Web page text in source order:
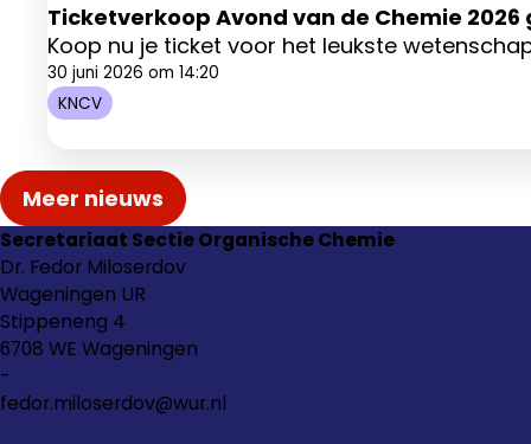
Ticketverkoop Avond van de Chemie 2026
Koop nu je ticket voor het leukste
30 juni 2026 om 14:20
KNCV
Meer nieuws
Secretariaat Sectie Organische Chemie
Dr. Fedor Miloserdov
Wageningen UR
Stippeneng 4
6708 WE Wageningen
-
fedor.miloserdov@wur.nl